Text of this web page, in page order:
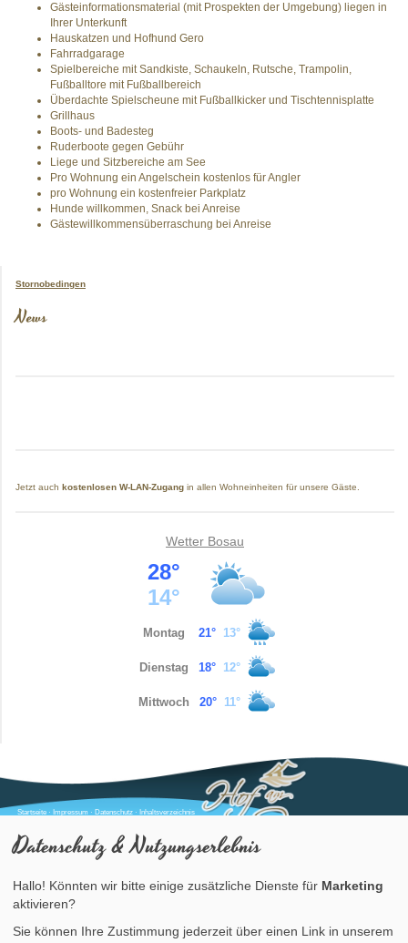
Gästeinformationsmaterial (mit Prospekten der Umgebung) liegen in
Ihrer Unterkunft
Hauskatzen und Hofhund Gero
Fahrradgarage
Spielbereiche mit Sandkiste, Schaukeln, Rutsche, Trampolin,
Fußballtore mit Fußballbereich
Überdachte Spielscheune mit Fußballkicker und Tischtennisplatte
Grillhaus
Boots- und Badesteg
Ruderboote gegen Gebühr
Liege und Sitzbereiche am See
Pro Wohnung ein Angelschein kostenlos für Angler
pro Wohnung ein kostenfreier Parkplatz
Hunde willkommen, Snack bei Anreise
Gästewillkommensüberraschung bei Anreise
Stornobedingen
News
Jetzt auch kostenlosen W-LAN-Zugang in allen Wohneinheiten für unsere Gäste.
Wetter Bosau
Startseite · Impressum · Datenschutz · Inhaltsverzeichnis
0162 404 73 87
© 2012 Hof am See, 23715 Bosau / Gesamtherstellung:www.froh-werbung.de
Datenschutz & Nutzungserlebnis
Hallo! Könnten wir bitte einige zusätzliche Dienste für Marketing
aktivieren?
Sie können Ihre Zustimmung jederzeit über einen Link in unserem